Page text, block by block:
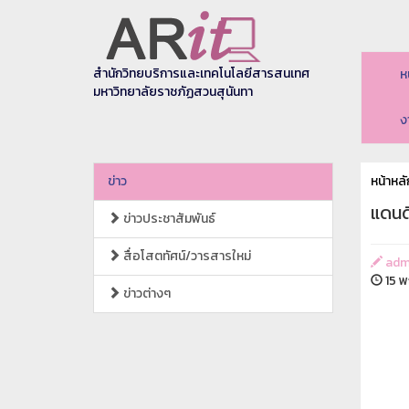
สำนักวิทยบริการและเทคโนโลยีสารสนเทศ
มหาวิทยาลัยราชภัฏสวนสุนันทา
ข่าว
ข่าวประชาสัมพันธ์
สื่อโสตทัศน์/วารสารใหม่
ข่าวต่างๆ
หน้าห
แดน
15